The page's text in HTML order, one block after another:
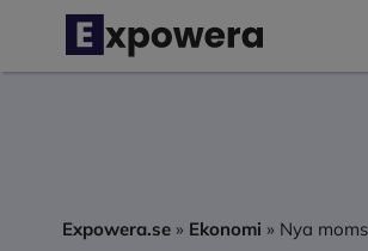
innehåll
Expowera.se » Ekonomi » Nya